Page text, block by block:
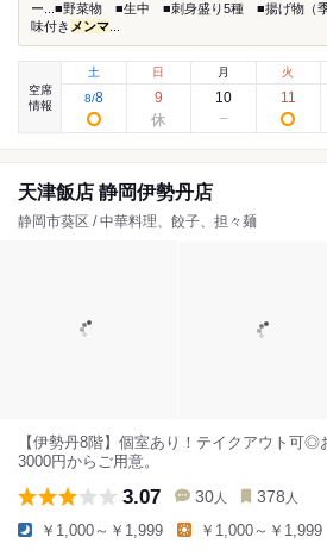
ー...■野菜物 ■生中 ■刺身盛り5種 ■揚げ物（
味付き メンマ
空席
情報
土
8/8
日
9
月
10
火
11
天津飯店 静岡伊勢丹店
静岡市葵区 / 中華料理、餃子、担々麺
【伊勢丹8階】個室あり！テイクアウト可
3000円からご用意。
3.07 30 人 378 人
￥1,000～￥1,999 ￥1,000～￥1,999